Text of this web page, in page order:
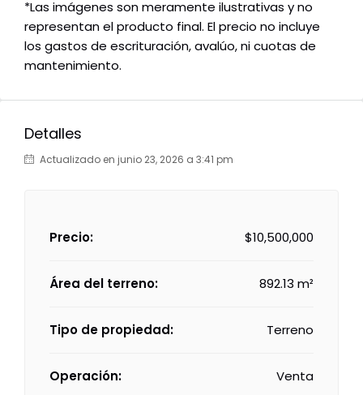
*Las imágenes son meramente ilustrativas y no
representan el producto final. El precio no incluye
los gastos de escrituración, avalúo, ni cuotas de
mantenimiento.
Detalles
Actualizado en junio 23, 2026 a 3:41 pm
Precio: $10,500,000
Área del terreno: 892.13 m²
Tipo de propiedad: Terreno
Operación: Venta